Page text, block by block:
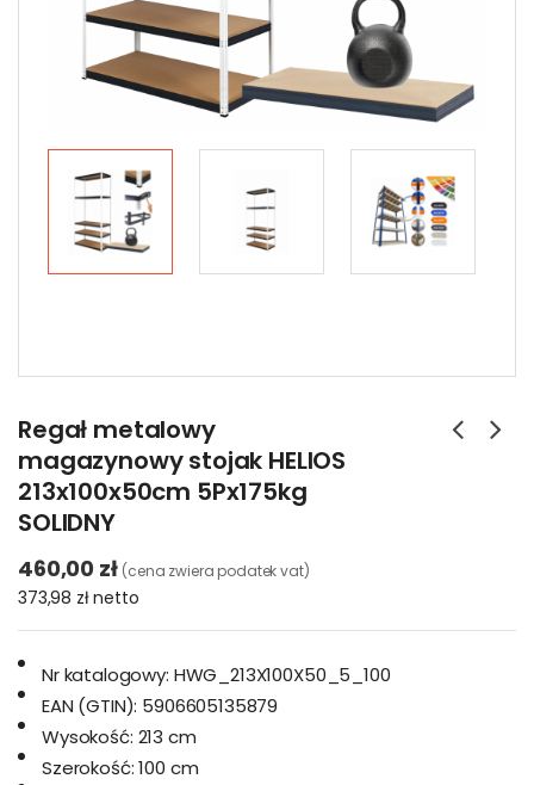
Regał metalowy
magazynowy stojak HELIOS
213x100x50cm 5Px175kg
SOLIDNY
460,00 zł (cena zwiera podatek vat)
373,98 złnetto
Nr katalogowy: HWG_213X100X50_5_100
EAN (GTIN): 5906605135879
Wysokość: 213 cm
Szerokość: 100 cm